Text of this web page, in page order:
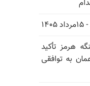
هرمز تأکید
به توافقی